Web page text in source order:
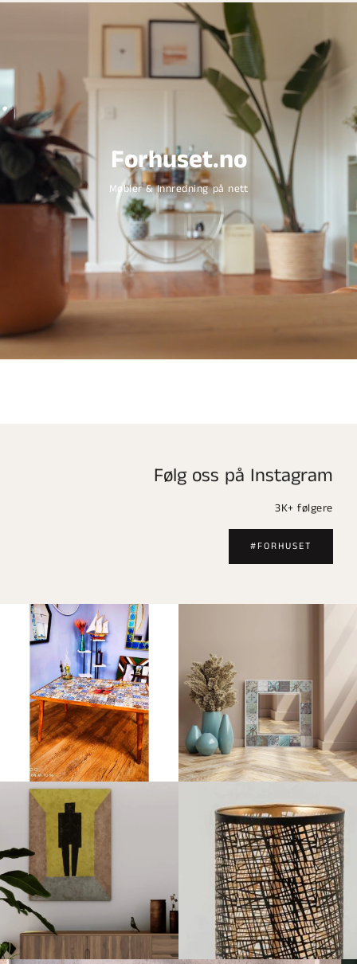
Forhuset.no
Møbler & Innredning på nett
Følg oss på Instagram
3K+ følgere
#FORHUSET